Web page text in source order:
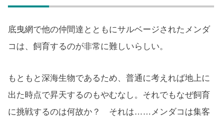
底曳網で他の仲間達とともにサルベージされたメンダ
コは、飼育するのが非常に難しいらしい。
もともと深海生物であるため、普通に考えれば地上に
出た時点で昇天するのもやむなし。それでもなぜ飼育
に挑戦するのは何故か？ それは……メンダコは集客